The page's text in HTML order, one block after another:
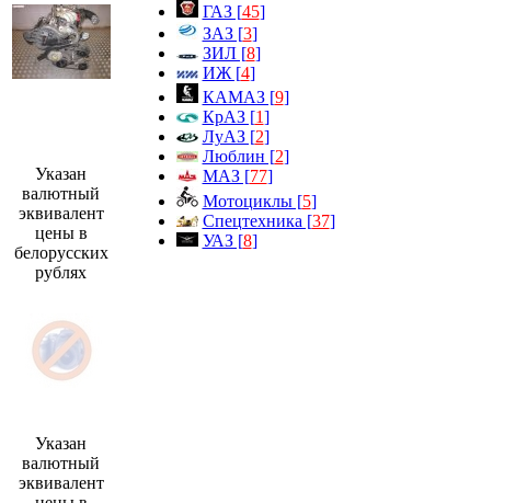
Указан
валютный
эквивалент
цены в
белорусских
рублях
Указан
валютный
эквивалент
ГАЗ [45]
ЗАЗ [3]
ЗИЛ [8]
ИЖ [4]
КАМАЗ [9]
КрАЗ [1]
ЛуАЗ [2]
Люблин [2]
МАЗ [77]
Мотоциклы [5]
Спецтехника [37]
УАЗ [8]